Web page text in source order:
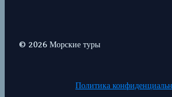
© 2026 Морские туры
Политика